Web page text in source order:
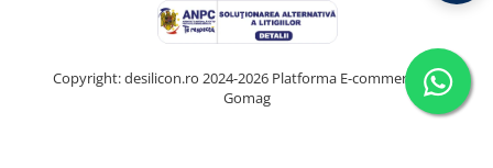
Copyright: desilicon.ro 2024-2026 Platforma E-commerce by
Gomag